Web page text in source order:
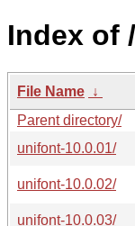
Index of
File Name ↓
Parent directory/
unifont-10.0.01/
unifont-10.0.02/
unifont-10.0.03/